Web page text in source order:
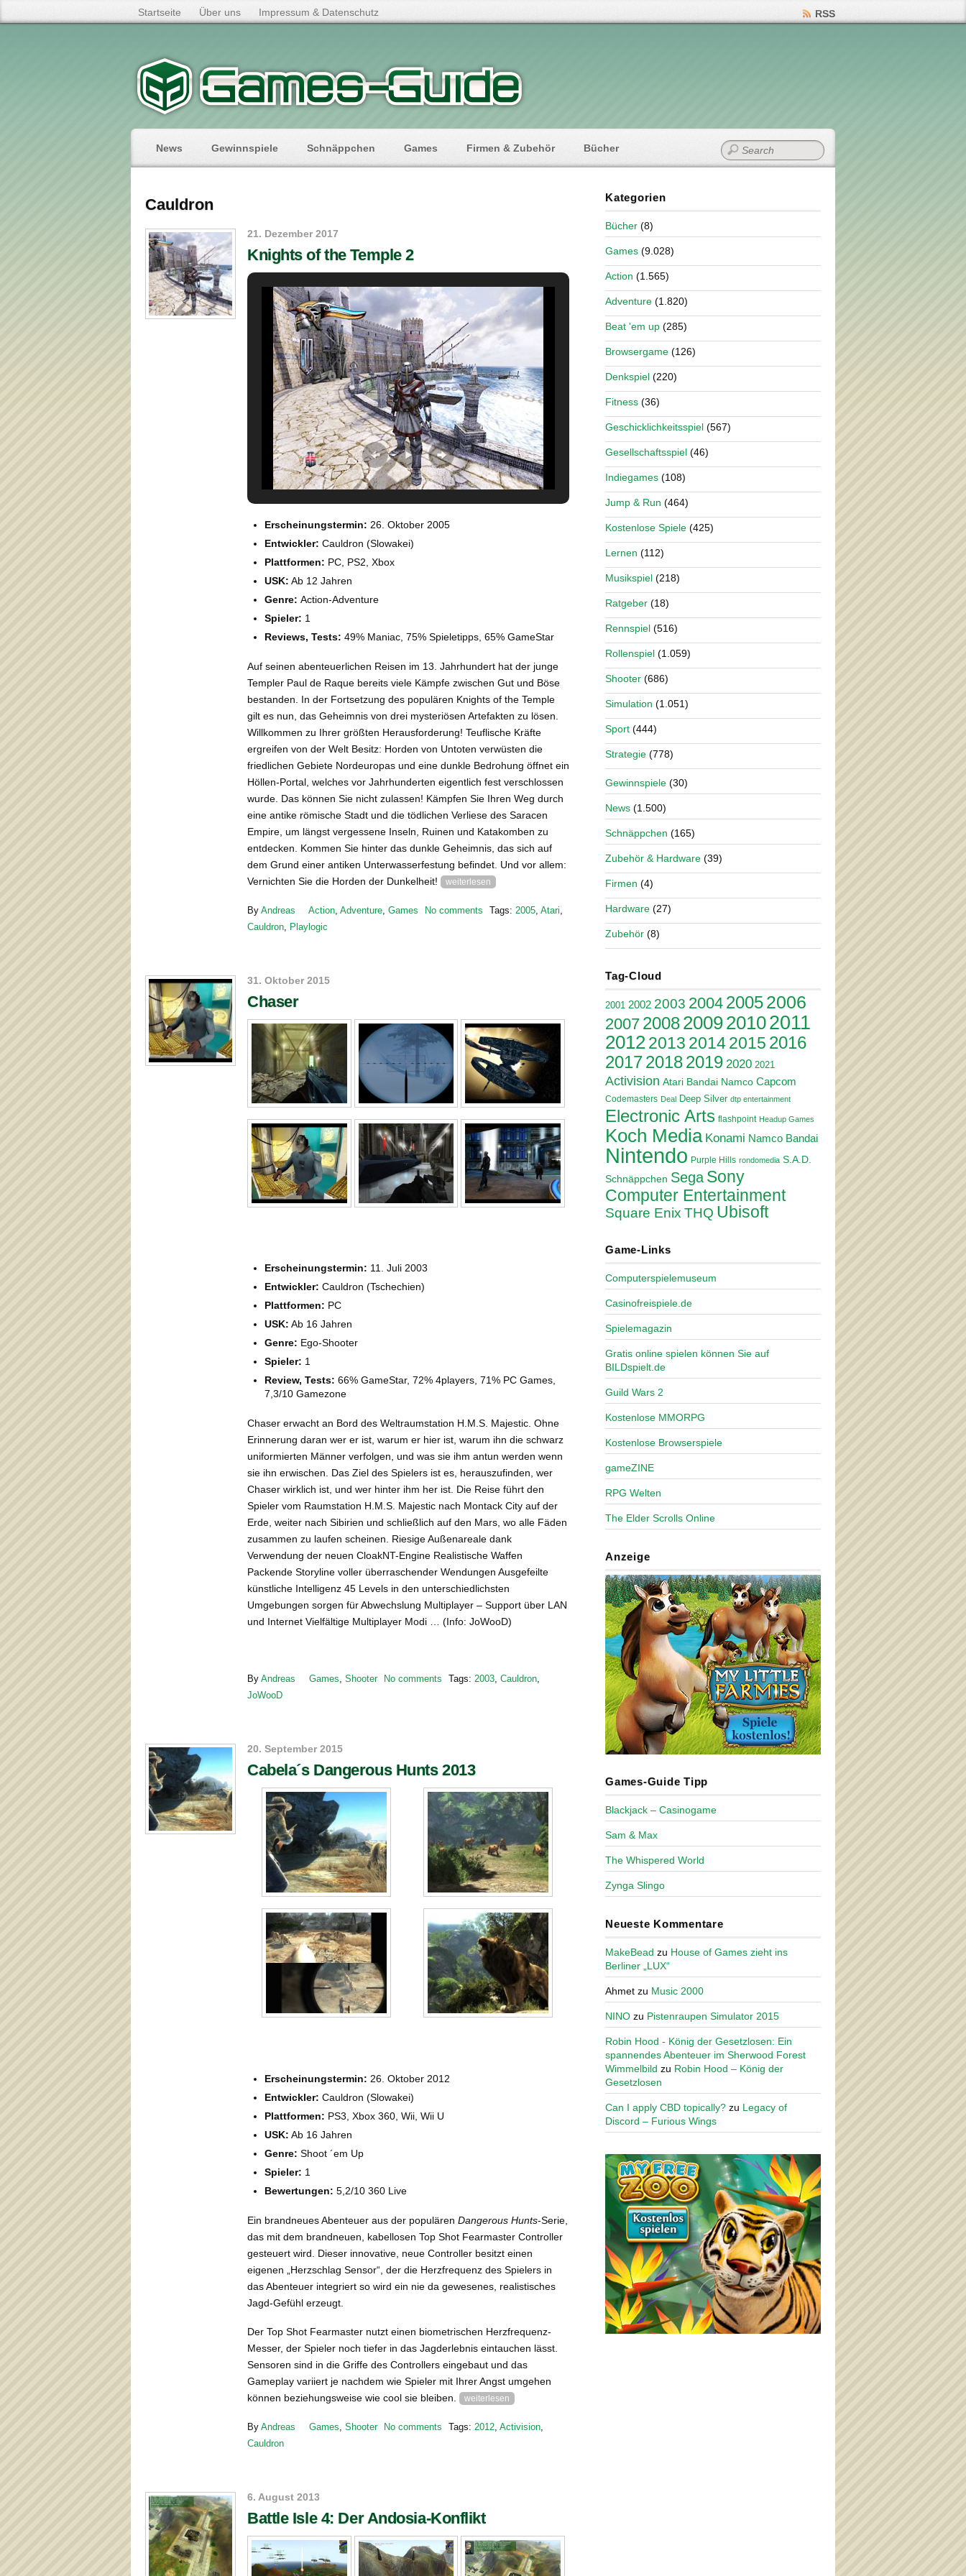
Startseite Über uns Impressum & Datenschutz RSS
News Gewinnspiele Schnäppchen Games Firmen & Zubehör Bücher
Cauldron
21. Dezember 2017
Knights of the Temple 2
Erscheinungstermin: 26. Oktober 2005
Entwickler: Cauldron (Slowakei)
Plattformen: PC, PS2, Xbox
USK: Ab 12 Jahren
Genre: Action-Adventure
Spieler: 1
Reviews, Tests: 49% Maniac, 75% Spieletipps, 65% GameStar
Auf seinen abenteuerlichen Reisen im 13. Jahrhundert hat der junge
Templer Paul de Raque bereits viele Kämpfe zwischen Gut und Böse
bestanden. In der Fortsetzung des populären Knights of the Temple
gilt es nun, das Geheimnis von drei mysteriösen Artefakten zu lösen.
Willkommen zu Ihrer größten Herausforderung! Teuflische Kräfte
ergreifen von der Welt Besitz: Horden von Untoten verwüsten die
friedlichen Gebiete Nordeuropas und eine dunkle Bedrohung öffnet ein
Höllen-Portal, welches vor Jahrhunderten eigentlich fest verschlossen
wurde. Das können Sie nicht zulassen! Kämpfen Sie Ihren Weg durch
eine antike römische Stadt und die tödlichen Verliese des Saracen
Empire, um längst vergessene Inseln, Ruinen und Katakomben zu
entdecken. Kommen Sie hinter das dunkle Geheimnis, das sich auf
dem Grund einer antiken Unterwasserfestung befindet. Und vor allem:
Vernichten Sie die Horden der Dunkelheit!
weiterlesen
By Andreas Action, Adventure, Games No comments Tags: 2005, Atari,
Cauldron, Playlogic
31. Oktober 2015
Chaser
Erscheinungstermin: 11. Juli 2003
Entwickler: Cauldron (Tschechien)
Plattformen: PC
USK: Ab 16 Jahren
Genre: Ego-Shooter
Spieler: 1
Review, Tests: 66% GameStar, 72% 4players, 71% PC Games,
7,3/10 Gamezone
Chaser erwacht an Bord des Weltraumstation H.M.S. Majestic. Ohne
Erinnerung daran wer er ist, warum er hier ist, warum ihn die schwarz
uniformierten Männer verfolgen, und was sie ihm antun werden wenn
sie ihn erwischen. Das Ziel des Spielers ist es, herauszufinden, wer
Chaser wirklich ist, und wer hinter ihm her ist. Die Reise führt den
Spieler vom Raumstation H.M.S. Majestic nach Montack City auf der
Erde, weiter nach Sibirien und schließlich auf den Mars, wo alle Fäden
zusammen zu laufen scheinen. Riesige Außenareale dank
Verwendung der neuen CloakNT-Engine Realistische Waffen
Packende Storyline voller überraschender Wendungen Ausgefeilte
künstliche Intelligenz 45 Levels in den unterschiedlichsten
Umgebungen sorgen für Abwechslung Multiplayer – Support über LAN
und Internet Vielfältige Multiplayer Modi … (Info: JoWooD)
By Andreas Games, Shooter No comments Tags: 2003, Cauldron,
JoWooD
20. September 2015
Cabela´s Dangerous Hunts 2013
Erscheinungstermin: 26. Oktober 2012
Entwickler: Cauldron (Slowakei)
Plattformen: PS3, Xbox 360, Wii, Wii U
USK: Ab 16 Jahren
Genre: Shoot ´em Up
Spieler: 1
Bewertungen: 5,2/10 360 Live
Ein brandneues Abenteuer aus der populären Dangerous Hunts-Serie,
das mit dem brandneuen, kabellosen Top Shot Fearmaster Controller
gesteuert wird. Dieser innovative, neue Controller besitzt einen
eigenen „Herzschlag Sensor“, der die Herzfrequenz des Spielers in
das Abenteuer integriert so wird ein nie da gewesenes, realistisches
Jagd-Gefühl erzeugt.
Der Top Shot Fearmaster nutzt einen biometrischen Herzfrequenz-
Messer, der Spieler noch tiefer in das Jagderlebnis eintauchen lässt.
Sensoren sind in die Griffe des Controllers eingebaut und das
Gameplay variiert je nachdem wie Spieler mit Ihrer Angst umgehen
können beziehungsweise wie cool sie bleiben.
weiterlesen
By Andreas Games, Shooter No comments Tags: 2012, Activision,
Cauldron
6. August 2013
Battle Isle 4: Der Andosia-Konflikt
Kategorien
Bücher (8)
Games (9.028)
Action (1.565)
Adventure (1.820)
Beat 'em up (285)
Browsergame (126)
Denkspiel (220)
Fitness (36)
Geschicklichkeitsspiel (567)
Gesellschaftsspiel (46)
Indiegames (108)
Jump & Run (464)
Kostenlose Spiele (425)
Lernen (112)
Musikspiel (218)
Ratgeber (18)
Rennspiel (516)
Rollenspiel (1.059)
Shooter (686)
Simulation (1.051)
Sport (444)
Strategie (778)
Gewinnspiele (30)
News (1.500)
Schnäppchen (165)
Zubehör & Hardware (39)
Firmen (4)
Hardware (27)
Zubehör (8)
Tag-Cloud
2001 2002 2003 2004 20052006
2007 2008200920102011
20122013 20142015 2016
201720182019 2020 2021
Activision Atari Bandai Namco Capcom
Codemasters Deal Deep Silver dtp entertainment
Electronic Arts flashpoint Headup Games
Koch Media Konami Namco Bandai
Nintendo Purple Hills rondomedia S.A.D.
Schnäppchen Sega Sony
Computer Entertainment
Square Enix THQ Ubisoft
Game-Links
Computerspielemuseum
Casinofreispiele.de
Spielemagazin
Gratis online spielen können Sie auf
BILDspielt.de
Guild Wars 2
Kostenlose MMORPG
Kostenlose Browserspiele
gameZINE
RPG Welten
The Elder Scrolls Online
Anzeige
Games-Guide Tipp
Blackjack – Casinogame
Sam & Max
The Whispered World
Zynga Slingo
Neueste Kommentare
MakeBead zu House of Games zieht ins
Berliner „LUX“
Ahmet zu Music 2000
NINO zu Pistenraupen Simulator 2015
Robin Hood - König der Gesetzlosen: Ein
spannendes Abenteuer im Sherwood Forest
Wimmelbild zu Robin Hood – König der
Gesetzlosen
Can I apply CBD topically? zu Legacy of
Discord – Furious Wings